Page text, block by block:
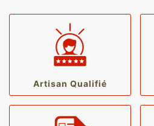
Artisan Qualifié